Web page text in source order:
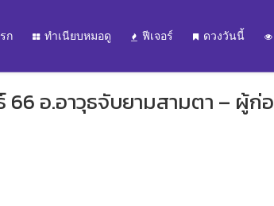
ก ทำเนียบหมอดู ฟีเจอร์ ดวงวันนี้
66 อ.อาวุธจับยามสามตา – ผู้ก่อ